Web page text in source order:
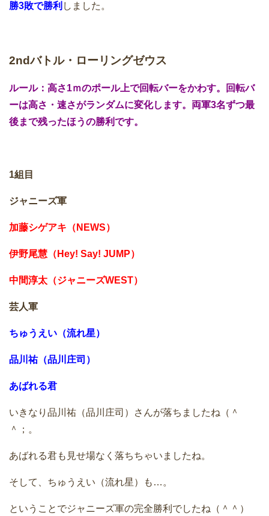
勝3敗で勝利 しました。
2ndバトル・ローリングゼウス
ルール：高さ1ｍのポール上で回転バーをかわす。回転バ
ーは高さ・速さがランダムに変化します。両軍3名ずつ最
後まで残ったほうの勝利です。
1組目
ジャニーズ軍
加藤シゲアキ（NEWS）
伊野尾慧（Hey! Say! JUMP）
中間淳太（ジャニーズWEST）
芸人軍
ちゅうえい（流れ星）
品川祐（品川庄司）
あばれる君
いきなり品川祐（品川庄司）さんが落ちましたね（＾
＾；。
あばれる君も見せ場なく落ちちゃいましたね。
そして、ちゅうえい（流れ星）も…。
ということでジャニーズ軍の完全勝利でしたね（＾＾）